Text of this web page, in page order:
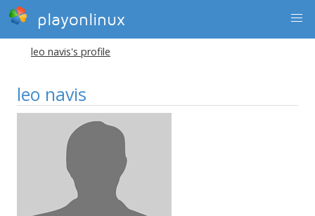
playonlinux
leo navis's profile
leo navis